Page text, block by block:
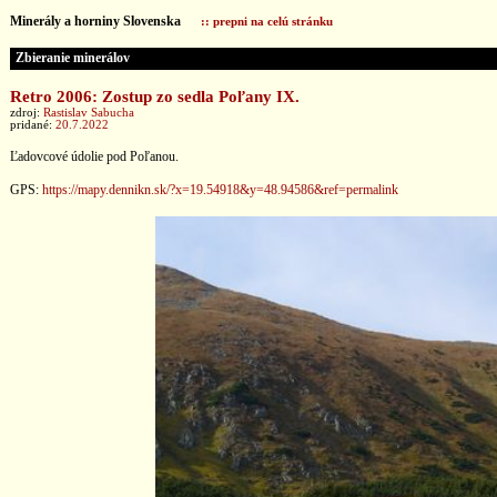
Minerály a horniny Slovenska :: prepni na celú stránku
Zbieranie minerálov
Retro 2006: Zostup zo sedla Poľany IX.
zdroj: Rastislav Sabucha
pridané: 20.7.2022
Ľadovcové údolie pod Poľanou.
GPS: https://mapy.dennikn.sk/?x=19.54918&y=48.94586&ref=permalink